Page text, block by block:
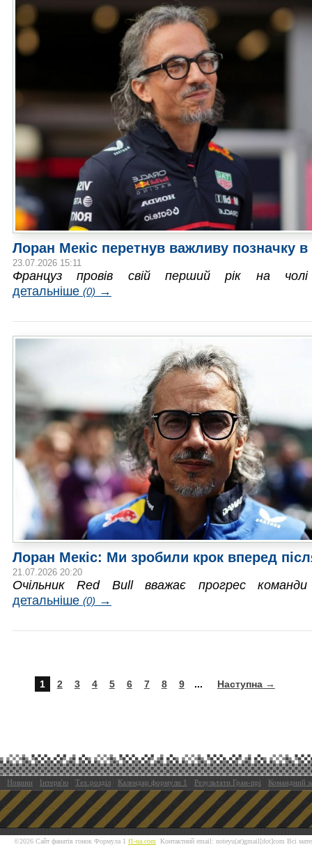
Лоран Мекіс перетнув важливу позначку в
23.07.2026 15:11
Француз провів свій перший рік на
детальніше (0) →
Лоран Мекіс: Ми зробили крок вперед
21.07.2026 20:20
Очільник Red Bull вважає прогрес команди
детальніше (0) →
1 2 3 4 5 6 7 8 9 ... Наступна →
Новини Інтерв'ю Тех.розділ Календар формули 1 Результати Гран-прі Командний
©2026 Сайт фанатів гонок Формула 1 f1-ua.com Контактний email: noteyu(at)gmail[dot]com Всі